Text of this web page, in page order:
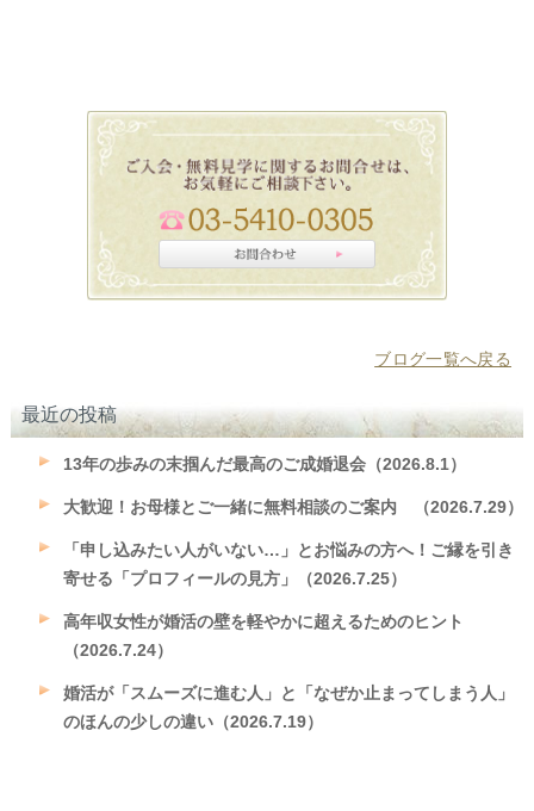
ブログ一覧へ戻る
最近の投稿
13年の歩みの末掴んだ最高のご成婚退会（2026.8.1）
大歓迎！お母様とご一緒に無料相談のご案内 （2026.7.29）
「申し込みたい人がいない…」とお悩みの方へ！ご縁を引き
寄せる「プロフィールの見方」（2026.7.25）
高年収女性が婚活の壁を軽やかに超えるためのヒント
（2026.7.24）
婚活が「スムーズに進む人」と「なぜか止まってしまう人」
のほんの少しの違い（2026.7.19）